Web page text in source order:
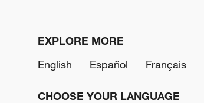
EXPLORE MORE
English
Español Français
CHOOSE YOUR LANGUAGE